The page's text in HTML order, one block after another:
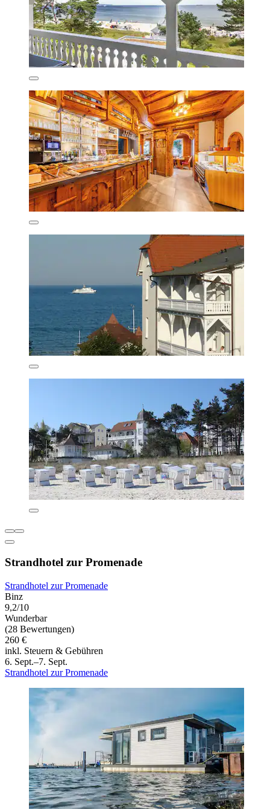
Strandhotel zur Promenade
Strandhotel zur Promenade
Binz
9,2/10
Wunderbar
(28 Bewertungen)
260 €
inkl. Steuern & Gebühren
6. Sept.–7. Sept.
Strandhotel zur Promenade